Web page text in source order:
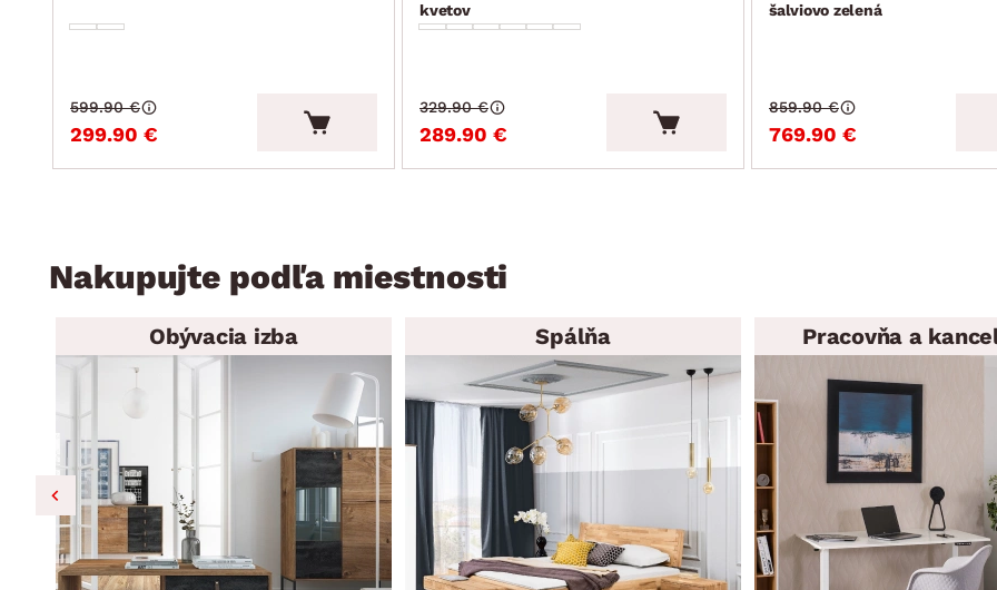
299.90 €
599.90 €
kvetov
289.90 €
329.90 €
šalviovo zelená
769.90 €
859.90 €
Nakupujte podľa miestnosti
Obývacia izba Spálňa Pracovňa a